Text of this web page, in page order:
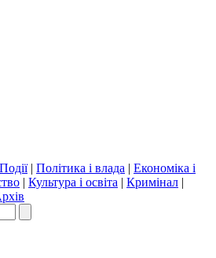
Події| Політика і влада | Економіка і
| Культура і освіта | Кримінал |